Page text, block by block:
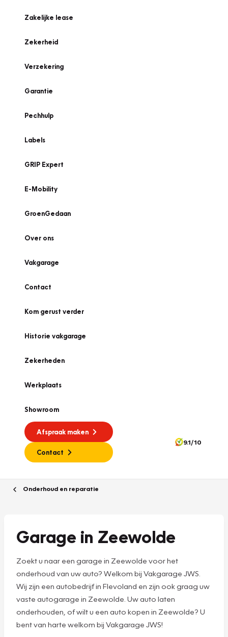
Zakelijke lease
Zekerheid
Verzekering
Garantie
Pechhulp
Labels
GRIP Expert
E-Mobility
GroenGedaan
Over ons
Vakgarage
Contact
Kom gerust verder
Historie vakgarage
Zekerheden
Werkplaats
Showroom
Afspraak maken
Contact
9.1/10
Onderhoud en reparatie
Garage in Zeewolde
Zoekt u naar een garage in Zeewolde voor het
onderhoud van uw auto? Welkom bij Vakgarage JWS.
Wij zijn een autobedrijf in Flevoland en zijn ook graag uw
vaste autogarage in Zeewolde. Uw auto laten
onderhouden, of wilt u een auto kopen in Zeewolde? U
bent van harte welkom bij Vakgarage JWS!